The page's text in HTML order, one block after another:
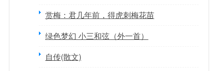
赏梅：君几年前，得虎刺梅花苗
绿色梦幻 小三和弦（外一首）
自传(散文)